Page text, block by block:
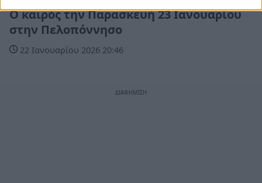
Ο καιρός την Παρασκευή 23 Ιανουαρίου
στην Πελοπόννησο
22 Ιανουαρίου 2026 20:46